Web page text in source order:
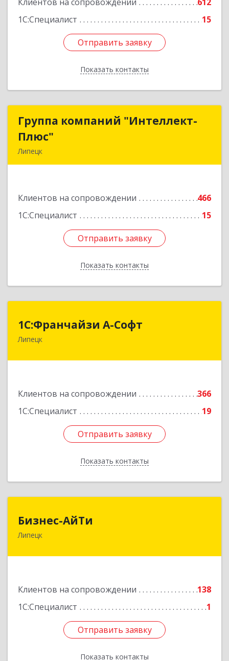
1С:Специалист
15
Отправить заявку
Показать контакты
Отправить заявку
Назад
Группа компаний "Интеллект-
Плюс"
Липецк
Клиентов на сопровождении
466
1С:Специалист
15
Отправить заявку
Показать контакты
Группа компаний "Интеллект-
Подробнее
Отправить заявку
Назад
1С:Франчайзи А-Софт
Липецк
Клиентов на сопровождении
366
1С:Специалист
19
Отправить заявку
Показать контакты
1С:Франчайзи А-Софт
398059, Липецкая обл, Липецк г, Фрунзе ул,
Отправить заявку
Назад
Бизнес-АйТи
Липецк
Клиентов на сопровождении
138
1С:Специалист
1
Отправить заявку
Показать контакты
398008, Липецкая обл, Липецк г, 50 лет НЛМК
Отправить заявку
Назад